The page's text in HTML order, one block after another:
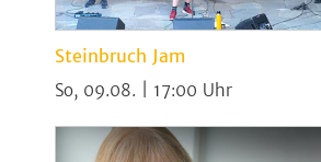
Steinbruch Jam
So, 09.08. | 17:00